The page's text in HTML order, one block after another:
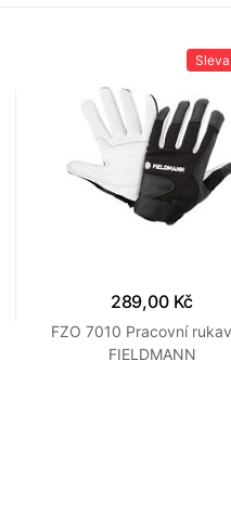
Sleva
289,00 Kč
FZO 7010 Pracovní
FIELDMANN